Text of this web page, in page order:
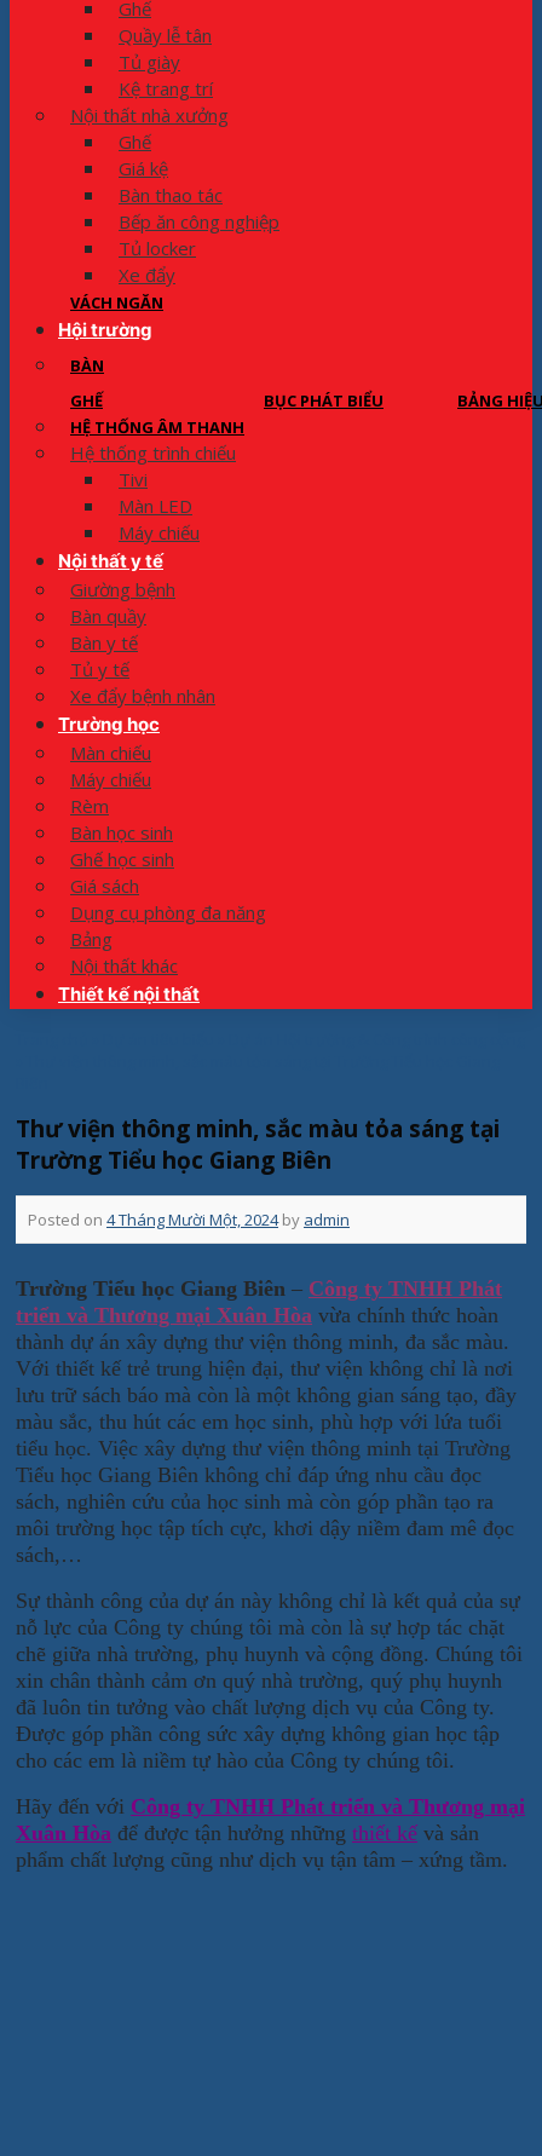
Ghế
Quầy lễ tân
Tủ giày
Kệ trang trí
Nội thất nhà xưởng
Ghế
Giá kệ
Bàn thao tác
Bếp ăn công nghiệp
Tủ locker
Xe đẩy
VÁCH NGĂN
Hội trường
BÀN
GHẾ
BỤC PHÁT BIỂU
BẢNG
HỆ THỐNG ÂM THANH
Hệ thống trình chiếu
Tivi
Màn LED
Máy chiếu
Nội thất y tế
Giường bệnh
Bàn quầy
Bàn y tế
Tủ y tế
Xe đẩy bệnh nhân
Trường học
Màn chiếu
Máy chiếu
Rèm
Bàn học sinh
Ghế học sinh
Giá sách
Dụng cụ phòng đa năng
Bảng
Nội thất khác
Thiết kế nội thất
Thư viện thông minh, sắc màu tỏa sáng tại
Trường Tiểu học Giang Biên
Posted on 4 Tháng Mười Một, 2024by admin
Trường Tiểu học Giang Biên – Công ty TNHH Phát
triển và Thương mại Xuân Hòa vừa chính thức hoàn
thành dự án xây dựng thư viện thông minh, đa sắc màu.
Với thiết kế trẻ trung hiện đại, thư viện không chỉ là nơi
lưu trữ sách báo mà còn là một không gian sáng tạo, đầy
màu sắc, thu hút các em học sinh, phù hợp với lứa tuổi
tiểu học. Việc xây dựng thư viện thông minh tại Trường
Tiểu học Giang Biên không chỉ đáp ứng nhu cầu đọc
sách, nghiên cứu của học sinh mà còn góp phần tạo ra
môi trường học tập tích cực, khơi dậy niềm đam mê đọc
sách,…
Sự thành công của dự án này không chỉ là kết quả của sự
nỗ lực của Công ty chúng tôi mà còn là sự hợp tác chặt
chẽ giữa nhà trường, phụ huynh và cộng đồng. Chúng tôi
xin chân thành cảm ơn quý nhà trường, quý phụ huynh
đã luôn tin tưởng vào chất lượng dịch vụ của Công ty.
Được góp phần công sức xây dựng không gian học tập
cho các em là niềm tự hào của Công ty chúng tôi.
Hãy đến với Công ty TNHH Phát triển và Thương mại
Xuân Hòa để được tận hưởng những thiết kế và sản
phẩm chất lượng cũng như dịch vụ tận tâm – xứng tầm.